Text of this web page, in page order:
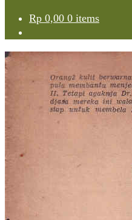
Rp 0,00 0 items